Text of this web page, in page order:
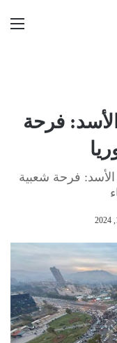
فرحة
فرحة شعبية